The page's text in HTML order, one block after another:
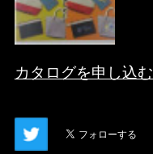
カタログを申し込む